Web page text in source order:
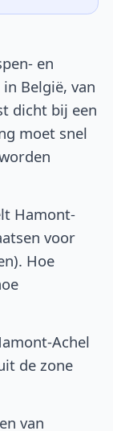
en
België, van
dicht bij een
moet snel
Hamont-
voor
Hoe
Achel
de zone
van